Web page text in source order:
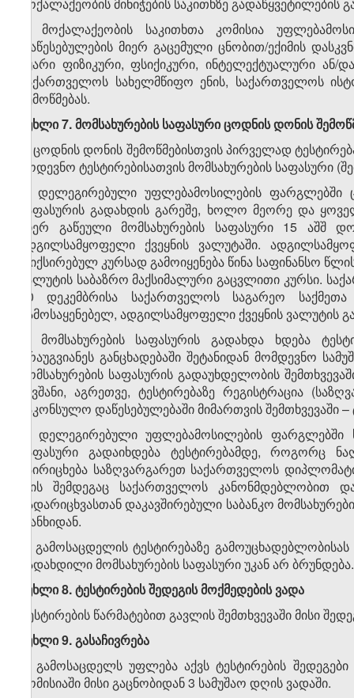
მოქალაქეობის მინიჭების საკითხზე გადაწყვეტილების
2. მოქალაქეობის საკითხთა კომისია
დაწესებულების მიერ გაცემული ცნობით/ექიმის
მყარი ფიზიკური, ფსიქიკური, ინტელექტუალური
საქართველოს სახელმწიფო ენის, საქართველოს
შემოწმებას.
მუხლი 7. მომსახურების საფასურიცოდნის დონის
1. ცოდნის დონის შემოწმებისთვის პირველად
მოდევნო ტესტირებისათვის მომსახურების საფასური
2. დელეგირებული უფლებამოსილების ფარგლებში
საფასურის გადახდის გარეშე, ხოლო მეორე და
მიერ გაწეული მომსახურების საფასური 15
ადგილსამყოფელი ქვეყნის ვალუტაში.
ფიქსირებულ კურსად გამოიყენება წინა საფინანსო
ვალუტის საბაზრო მაქსიმალური გაცვლითი კურსი.
10 დეკემბრისა საქართველოს საგარეო
გამოსაყენებელ, ადგილსამყოფელი ქვეყნის ვალუტის
3. მომსახურების საფასურის გადახდა ხდება
არაუგვიანეს განცხადებაში შეტანიდან მომდევნო
მომსახურების საფასურის გადაუხდელობის
ჯავშანი, აგრეთვე, ტესტირებაზე რეგისტრაცია
საკონსულო დაწესებულებაში მიმართვის შემთხვევაში
4. დელეგირებული უფლებამოსილების ფარგლებში
საფასური გადაიხდება ტესტირებამდე, როგორც
ჩაირიცხება საზღვარგარეთ საქართველოს
რის შემდეგაც საქართველოს კანონმდებლობით
გადარიცხვასთან დაკავშირებული საბანკო
თანხიდან.
5. გამოსაცდელის ტესტირებაზე
გადახდილი მომსახურების საფასური უკან არ ბრუნდება.
მუხლი 8. ტესტირების შედეგის მოქმედების ვადა
ტესტირების წარმატებით გავლის შემთხვევაში მისი
მუხლი 9. გასაჩივრება
1. გამოსაცდელს უფლება აქვს ტესტირების
კომისიაში მისი გაცნობიდან 3 სამუშაო დღის ვადაში.